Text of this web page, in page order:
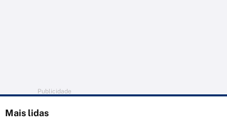
Publicidade
Mais lidas